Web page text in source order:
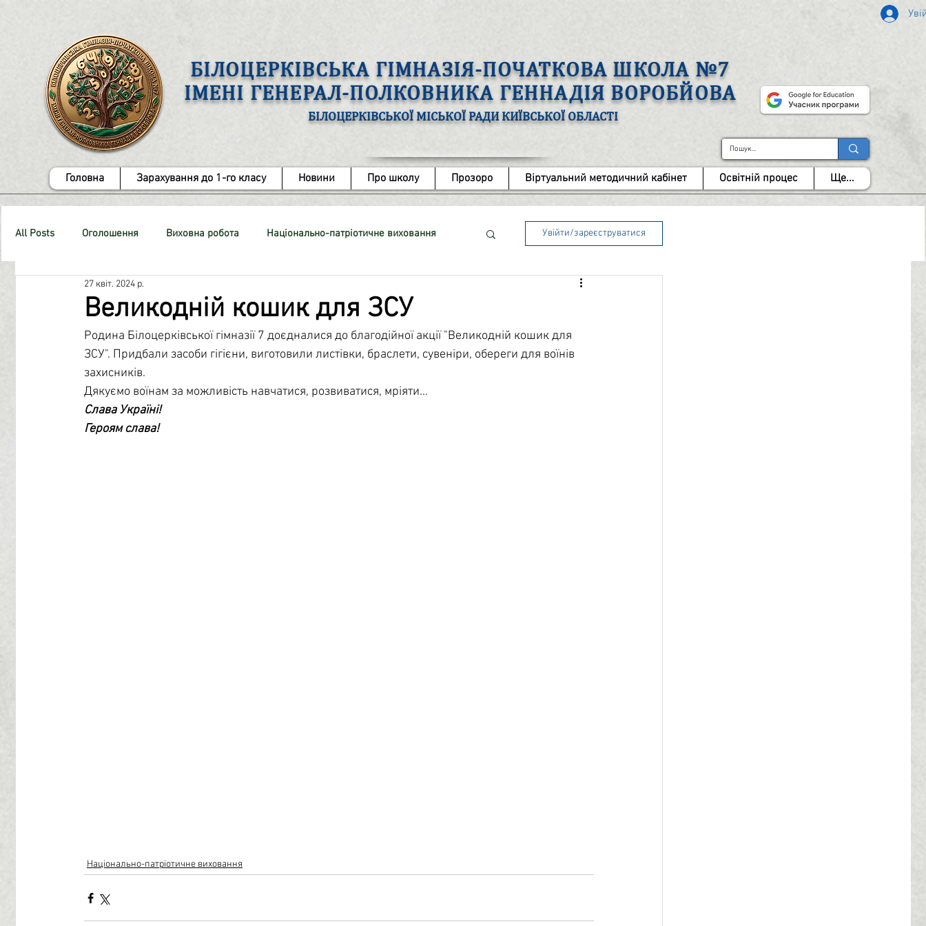
БІЛОЦЕРКІВСЬКА ГІМНАЗІЯ-ПОЧАТКОВА ШКОЛА №7
ІМЕНІ ГЕНЕРАЛ-ПОЛКОВНИКА ГЕННАДІЯ ВОРОБЙОВА
БІЛОЦЕРКІВСЬКОЇ МІСЬКОЇ РАДИ КИЇВСЬКОЇ ОБЛАСТІ
Головна Зарахування до 1-го класу Новини Про школу Прозоро Віртуальний методичний кабінет Освітній процес Ще...
All Posts Оголошення Виховна робота Національно-патріотичне виховання
СТОП-Булінг! Методична робота
Профорієнтація Бібліотечний центр Психологічна служба Освітня безпека
Учнівське самоврядування
Увійти/зареєструватися
Великодній кошик для ЗСУ
27 квіт. 2024 р.
Родина Білоцерківської гімназії 7 доєдналися до благодійної акції "Великодній кошик для
ЗСУ". Придбали засоби гігієни, виготовили листівки, браслети, сувеніри, обереги для воїнів
захисників.
Дякуємо воїнам за можливість навчатися, розвиватися, мріяти...
Слава Україні!
Героям слава!
Національно-патріотичне виховання